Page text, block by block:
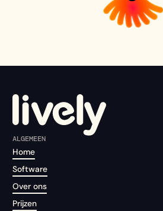
ALGEMEEN
Home
Software
Over ons
Prijzen